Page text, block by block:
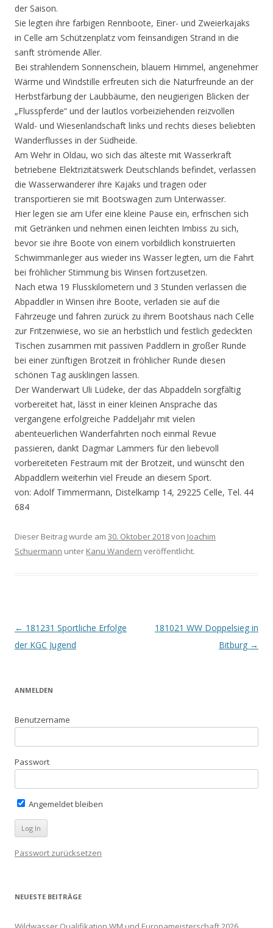
der Saison.
Sie legten ihre farbigen Rennboote, Einer- und Zweierkajaks
in Celle am Schützenplatz vom feinsandigen Strand in die
sanft strömende Aller.
Bei strahlendem Sonnenschein, blauem Himmel, angenehmer
Wärme und Windstille erfreuten sich die Naturfreunde an der
Herbstfärbung der Laubbäume, den neugierigen Blicken der
„Flusspferde“ und der lautlos vorbeiziehenden reizvollen
Wald- und Wiesenlandschaft links und rechts dieses beliebten
Wanderflusses in der Südheide.
Am Wehr in Oldau, wo sich das älteste mit Wasserkraft
betriebene Elektrizitätswerk Deutschlands befindet, verlassen
die Wasserwanderer ihre Kajaks und tragen oder
transportieren sie mit Bootswagen zum Unterwasser.
Hier legen sie am Ufer eine kleine Pause ein, erfrischen sich
mit Getränken und nehmen einen leichten Imbiss zu sich,
bevor sie ihre Boote von einem vorbildlich konstruierten
Schwimmanleger aus wieder ins Wasser legten, um die Fahrt
bei fröhlicher Stimmung bis Winsen fortzusetzen.
Nach etwa 19 Flusskilometern und 3 Stunden verlassen die
Abpaddler in Winsen ihre Boote, verladen sie auf die
Fahrzeuge und fahren zurück zu ihrem Bootshaus nach Celle
zur Fritzenwiese, wo sie an herbstlich und festlich gedeckten
Tischen zusammen mit passiven Paddlern in großer Runde
bei einer zünftigen Brotzeit in fröhlicher Runde diesen
schönen Tag ausklingen lassen.
Der Wanderwart Uli Lüdeke, der das Abpaddeln sorgfältig
vorbereitet hat, lässt in einer kleinen Ansprache das
vergangene erfolgreiche Paddeljahr mit vielen
abenteuerlichen Wanderfahrten noch einmal Revue
passieren, dankt Dagmar Lammers für den liebevoll
vorbereiteten Festraum mit der Brotzeit, und wünscht den
Abpaddlern weiterhin viel Freude an diesem Sport.
von: Adolf Timmermann, Distelkamp 14, 29225 Celle, Tel. 44
684
Dieser Beitrag wurde am 30. Oktober 2018von Joachim
Schuermann unter Kanu Wandern veröffentlicht.
Beitrags-
Navigation
← 181231 Sportliche Erfolge
der KGC Jugend
181021 WW Doppelsieg in
Bitburg →
ANMELDEN
Benutzername
Passwort
Angemeldet bleiben
Passwort zurücksetzen
NEUESTE BEITRÄGE